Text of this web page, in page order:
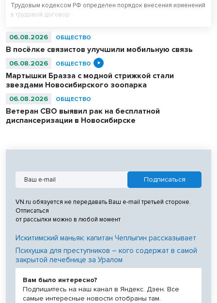
Трудовым кодексом РФ определен порядок внесения изменений
в трудовой договор.
06.08.2026 ОБЩЕСТВО
В посёлке связистов улучшили мобильную связь
06.08.2026 ОБЩЕСТВО
Мартышки Бразза с модной стрижкой стали
звездами Новосибирского зоопарка
06.08.2026 ОБЩЕСТВО
Ветеран СВО выявил рак на бесплатной
диспансеризации в Новосибирске
VN.ru обязуется не передавать Ваш e-mail третьей стороне.
Отписаться
от рассылки можно в любой момент
Искитимский маньяк: капитан Чеплыгин рассказывает
Психушка для преступников – кого содержат в самой
закрытой лечебнице за Уралом
Вам было интересно?
Подпишитесь на наш канал в Яндекс. Дзен. Все
самые интересные новости отобраны там.